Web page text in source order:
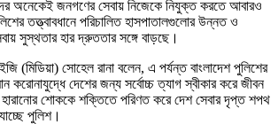
অনেকেই জনগণের সেবায় নিজেকে নিযুক্ত করতে আবারও
তত্ত্বাবধানে পরিচালিত হাসপাতালগুলোর উন্নত ও
সুস্থতার হার দ্রুততার সঙ্গে বাড়ছে।
(মিডিয়া) সোহেল রানা বলেন, এ পর্যন্ত বাংলাদেশ পুলিশের
করোনাযুদ্ধে দেশের জন্য সর্বোচ্চ ত্যাগ স্বীকার করে জীবন
হারানোর শোককে শক্তিতে পরিণত করে দেশ সেবার দৃপ্ত শপথ
পুলিশ।